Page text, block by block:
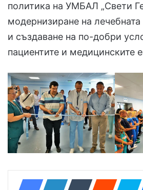
политика на УМБАЛ „Свети
модернизиране на
и създаване на по-добри
пациентите и медицинските